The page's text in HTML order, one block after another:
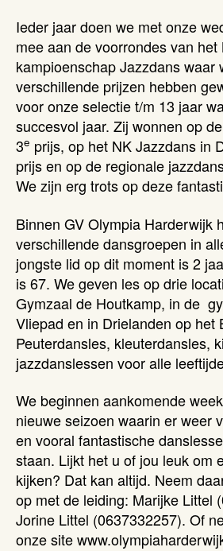
Ieder jaar doen we met onze
mee aan de voorrondes van het
kampioenschap Jazzdans waar
verschillende prijzen hebben
voor onze selectie t/m 13 jaar
succesvol jaar. Zij wonnen op
3e prijs, op het NK Jazzdans in
prijs en op de regionale
We zijn erg trots op deze
Binnen GV Olympia Harderwijk
verschillende dansgroepen in
jongste lid op dit moment is 2
is 67. We geven les op drie
Gymzaal de Houtkamp, in de
Vliepad en in Drielanden op het
Peuterdansles, kleuterdansles,
jazzdanslessen voor alle
We beginnen aankomende
nieuwe seizoen waarin er weer
en vooral fantastische
staan. Lijkt het u of jou leuk om
kijken? Dat kan altijd. Neem
op met de leiding: Marijke Littel
Jorine Littel (0637332257). Of
onze site